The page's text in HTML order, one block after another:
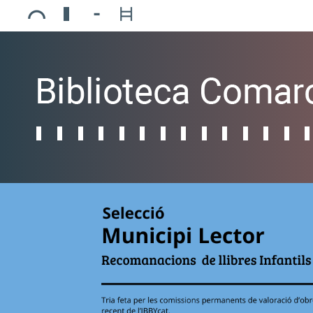
Ajuntament de Mollerussa
Biblioteca Comarcal Jaume Vila
Piscines de Mollerussa